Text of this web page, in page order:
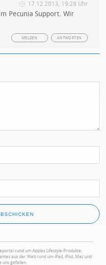
17.12.2013, 19:28 Uhr
Pecunia Support. Wir
ANTWORTEN
MELDEN
rund um Apples Lifestyle-Produkte.
aus der Welt rund um iPad, iPod, Mac und
uns gefallen.